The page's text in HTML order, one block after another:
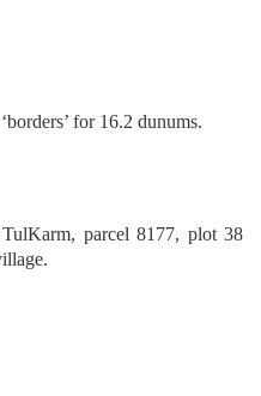
for 16.2 dunums.
parcel 8177, plot 38